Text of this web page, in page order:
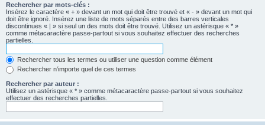
Rechercher par mots-clés :
Insérez le caractère « + » devant un mot qui doit être trouvé et « - » devant un mot qui
doit être ignoré. Insérez une liste de mots séparés entre des barres verticales
discontinues « | » si seul un des mots doit être trouvé. Utilisez un astérisque « * »
comme métacaractère passe-partout si vous souhaitez effectuer des recherches
partielles.
Rechercher tous les termes ou utiliser une question comme élément
Rechercher n’importe quel de ces termes
Rechercher par auteur :
Utilisez un astérisque « * » comme métacaractère passe-partout si vous souhaitez
effectuer des recherches partielles.